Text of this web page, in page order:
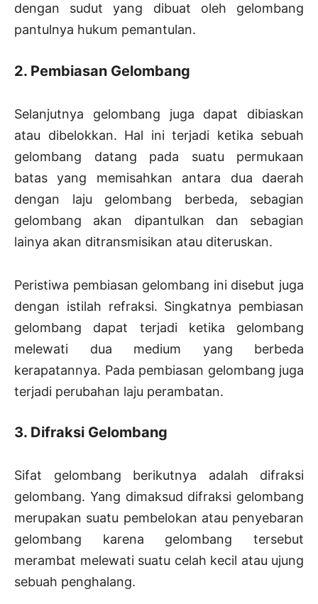
dengan sudut yang dibuat oleh gelombang
pantulnya hukum pemantulan.
2. Pembiasan Gelombang
Selanjutnya gelombang juga dapat dibiaskan
atau dibelokkan. Hal ini terjadi ketika sebuah
gelombang datang pada suatu permukaan
batas yang memisahkan antara dua daerah
dengan laju gelombang berbeda, sebagian
gelombang akan dipantulkan dan sebagian
lainya akan ditransmisikan atau diteruskan.
Peristiwa pembiasan gelombang ini disebut juga
dengan istilah refraksi. Singkatnya pembiasan
gelombang dapat terjadi ketika gelombang
melewati dua medium yang berbeda
kerapatannya. Pada pembiasan gelombang juga
terjadi perubahan laju perambatan.
3. Difraksi Gelombang
Sifat gelombang berikutnya adalah difraksi
gelombang. Yang dimaksud difraksi gelombang
merupakan suatu pembelokan atau penyebaran
gelombang karena gelombang tersebut
merambat melewati suatu celah kecil atau ujung
sebuah penghalang.